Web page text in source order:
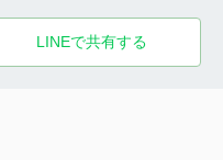
LINEで共有する